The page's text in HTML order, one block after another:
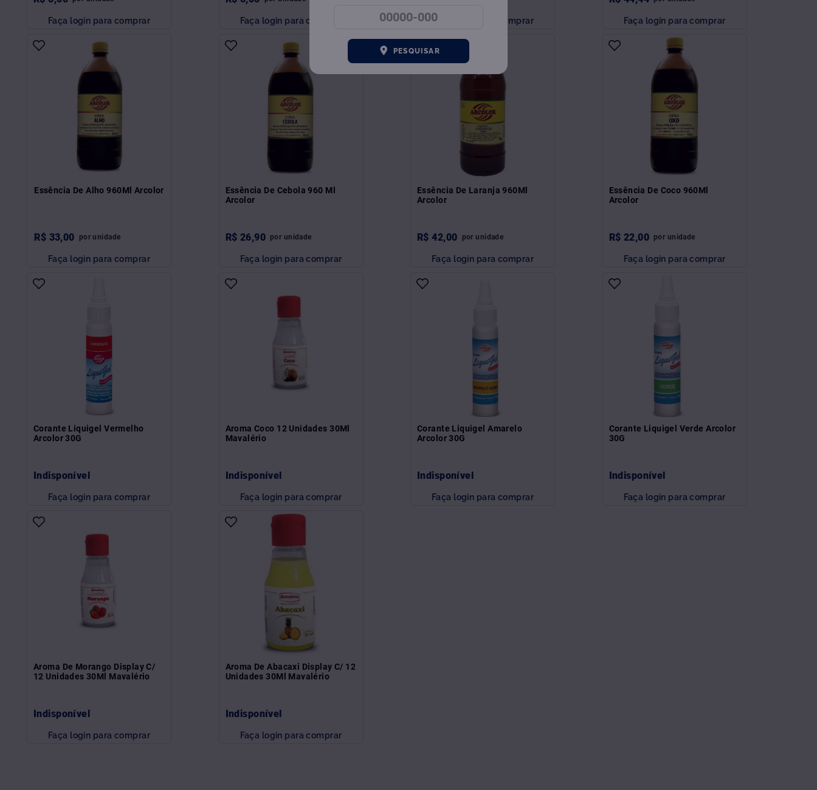
PESQUISAR
Faça login para comprar Faça login para comprar Faça login para comprar Faça login para comprar
Essência De Alho 960Ml Arcolor
R$ 33,00 por unidade
Faça login para comprar
Essência De Cebola 960 Ml
Arcolor
R$ 26,90 por unidade
Faça login para comprar
Essência De Laranja 960Ml
Arcolor
R$ 42,00 por unidade
Faça login para comprar
Essência De Coco 960Ml
Arcolor
R$ 22,00 por unidade
Faça login para comprar
Corante Liquigel Vermelho
Arcolor 30G
Indisponível
Faça login para comprar
Aroma Coco 12 Unidades 30Ml
Mavalério
Indisponível
Faça login para comprar
Corante Liquigel Amarelo
Arcolor 30G
Indisponível
Faça login para comprar
Corante Liquigel Verde Arcolor
30G
Indisponível
Faça login para comprar
Aroma De Morango Display C/
12 Unidades 30Ml Mavalério
Indisponível
Faça login para comprar
Aroma De Abacaxi Display C/ 12
Unidades 30Ml Mavalério
Indisponível
Faça login para comprar